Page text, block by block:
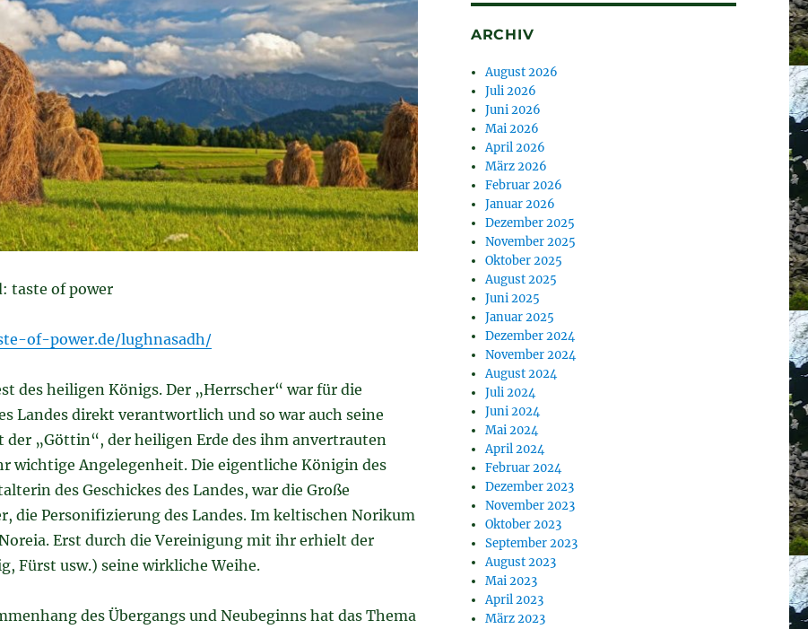
taste of power
of-power.de/lughnasadh/
des heiligen Königs. Der „Herrscher“ war für die
Landes direkt verantwortlich und so war auch seine
„Göttin“, der heiligen Erde des ihm anvertrauten
wichtige Angelegenheit. Die eigentliche Königin des
des Geschickes des Landes, war die Große
die Personifizierung des Landes. Im keltischen Norikum
Erst durch die Vereinigung mit ihr erhielt der
Fürst usw.) seine wirkliche Weihe.
des Übergangs und Neubeginns hat das Thema
ARCHIV
August 2026
Juli 2026
Juni 2026
Mai 2026
April 2026
März 2026
Februar 2026
Januar 2026
Dezember 2025
November 2025
Oktober 2025
August 2025
Juni 2025
Januar 2025
Dezember 2024
November 2024
August 2024
Juli 2024
Juni 2024
Mai 2024
April 2024
Februar 2024
Dezember 2023
November 2023
Oktober 2023
September 2023
August 2023
Mai 2023
April 2023
März 2023